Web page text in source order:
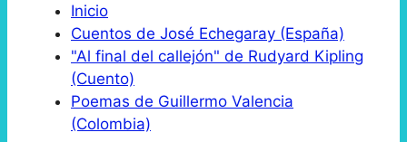
Inicio
Cuentos de José Echegaray (España)
"Al final del callejón" de Rudyard Kipling
(Cuento)
Poemas de Guillermo Valencia
(Colombia)